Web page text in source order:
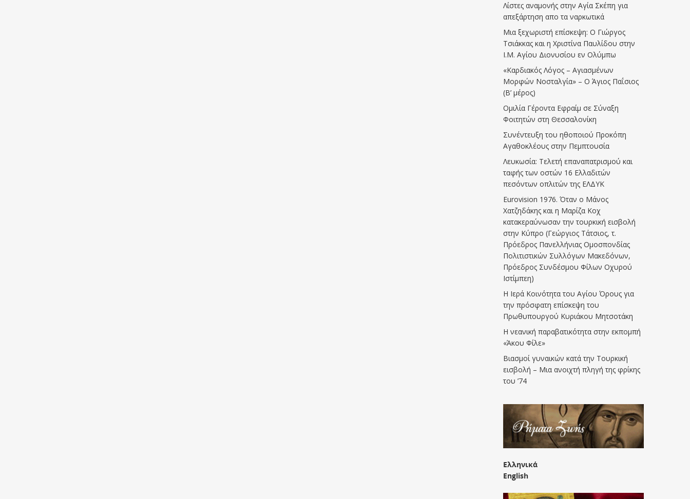
Λίστες αναμονής στην Αγία Σκέπη για
απεξάρτηση απο τα ναρκωτικά
Μια ξεχωριστή επίσκεψη: Ο Γιώργος
Τσιάκκας και η Χριστίνα Παυλίδου στην
Ι.Μ. Αγίου Διονυσίου εν Ολύμπω
«Καρδιακός Λόγος – Αγιασμένων
Μορφών Νοσταλγία» – Ο Άγιος Παΐσιος
(Β’ μέρος)
Ομιλία Γέροντα Εφραίμ σε Σύναξη
Φοιτητών στη Θεσσαλονίκη
Συνέντευξη του ηθοποιού Προκόπη
Αγαθοκλέους στην Πεμπτουσία
Λευκωσία: Τελετή επαναπατρισμού και
ταφής των οστών 16 Ελλαδιτών
πεσόντων οπλιτών της ΕΛΔΥΚ
Eurovision 1976. Όταν ο Μάνος
Χατζηδάκης και η Μαρίζα Κοχ
κατακεραύνωσαν την τουρκική εισβολή
στην Κύπρο (Γεώργιος Τάτσιος, τ.
Πρόεδρος Πανελλήνιας Ομοσπονδίας
Πολιτιστικών Συλλόγων Μακεδόνων,
Πρόεδρος Συνδέσμου Φίλων Οχυρού
Ιστίμπεη)
Η Ιερά Κοινότητα του Αγίου Όρους για
την πρόσφατη επίσκεψη του
Πρωθυπουργού Κυριάκου Μητσοτάκη
Η νεανική παραβατικότητα στην εκπομπή
«Άκου Φίλε»
Βιασμοί γυναικών κατά την Τουρκική
εισβολή – Μια ανοιχτή πληγή της φρίκης
του ’74
Ελληνικά
English